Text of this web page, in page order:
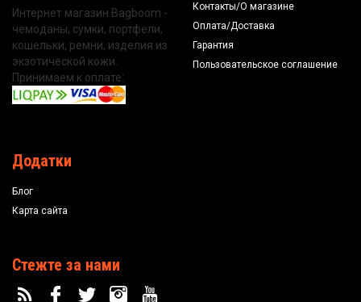
Интернет магазин Bagboom -
чемоданы, сумки, портфели,
кошельки, ремни, изделия из
экзотической кожи.
Принимаем к оплате:
Контакты/О магазине
Оплата/Доставка
Гарантия
Пользовательское соглашение
Додатки
Блог
Карта сайта
Стежте за нами